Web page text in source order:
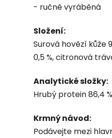
- ručně vyráběná
Složení:
Surová hovězí kůže
0,5 %, citronová
Analytické složky:
Hrubý protein 86,4
Krmný návod:
Podávejte mezi